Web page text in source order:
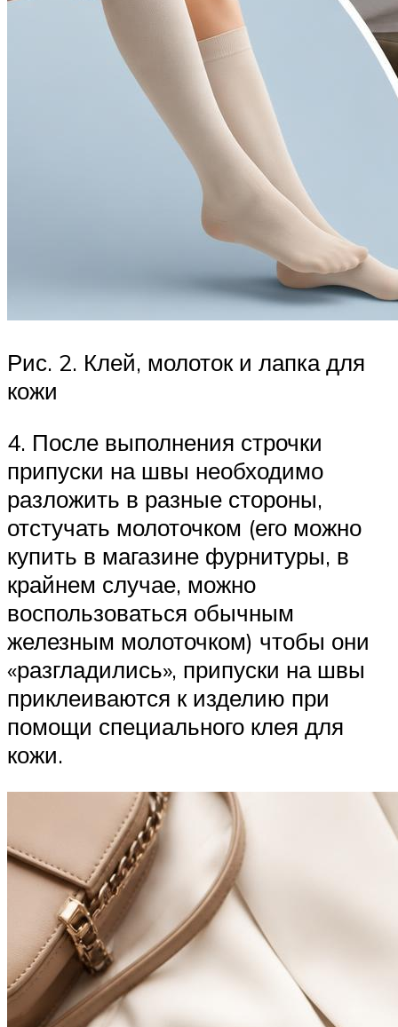
Рис. 2. Клей, молоток и лапка для
кожи
4. После выполнения строчки
припуски на швы необходимо
разложить в разные стороны,
отстучать молоточком (его можно
купить в магазине фурнитуры, в
крайнем случае, можно
воспользоваться обычным
железным молоточком) чтобы они
«разгладились», припуски на швы
приклеиваются к изделию при
помощи специального клея для
кожи.